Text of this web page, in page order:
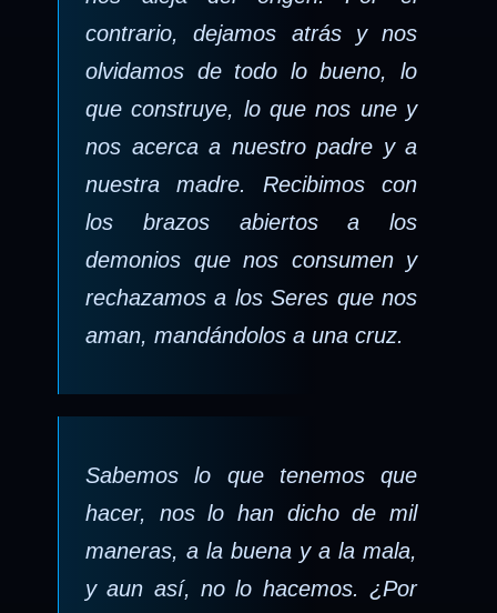
contrario, dejamos atrás y nos
olvidamos de todo lo bueno, lo
que construye, lo que nos une y
nos acerca a nuestro padre y a
nuestra madre. Recibimos con
los brazos abiertos a los
demonios que nos consumen y
rechazamos a los Seres que nos
aman, mandándolos a una cruz.
Sabemos lo que tenemos que
hacer, nos lo han dicho de mil
maneras, a la buena y a la mala,
y aun así, no lo hacemos. ¿Por